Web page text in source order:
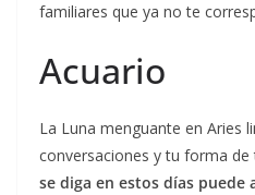
familiares que ya no te
Acuario
La Luna menguante en Aries
conversaciones y tu forma de
se diga en estos días puede